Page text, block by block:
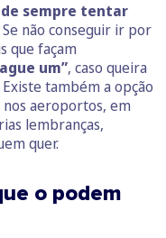
sempre tentar
não conseguir ir por
que façam
um”, caso queira
também a opção
nos aeroportos, em
lembranças,
quer.
o podem